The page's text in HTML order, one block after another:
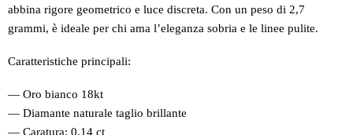
abbina rigore geometrico e luce discreta. Con un peso di 2,7
grammi, è ideale per chi ama l’eleganza sobria e le linee pulite.
Caratteristiche principali:
— Oro bianco 18kt
— Diamante naturale taglio brillante
— Caratura: 0,14 ct